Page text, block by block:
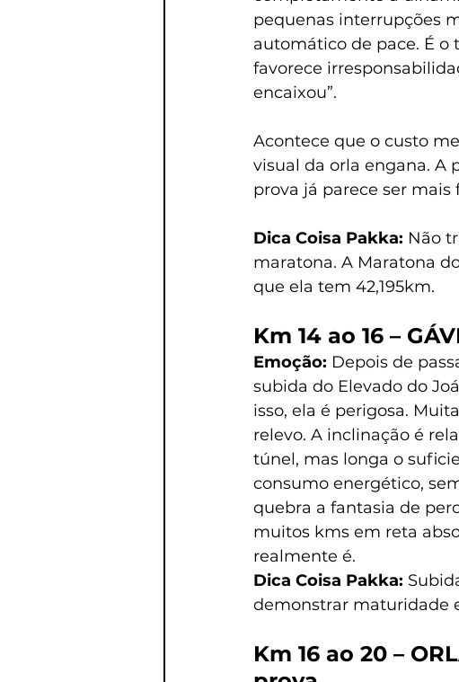
pequenas interrupções
automático de pace. É
favorece
encaixou”.
Acontece que o custo
visual da orla engana. A
prova já parece ser mais
Dica Coisa Pakka: Não
maratona. A Maratona
que ela tem 42,195km.
Km 14 ao 16 –
Emoção: Depois de
subida do Elevado do
isso, ela é perigosa.
relevo. A inclinação é
túnel, mas longa o
consumo energético,
quebra a fantasia de
muitos kms em reta
realmente é.
Dica Coisa Pakka:
demonstrar maturidade
Km 16 ao 20 –